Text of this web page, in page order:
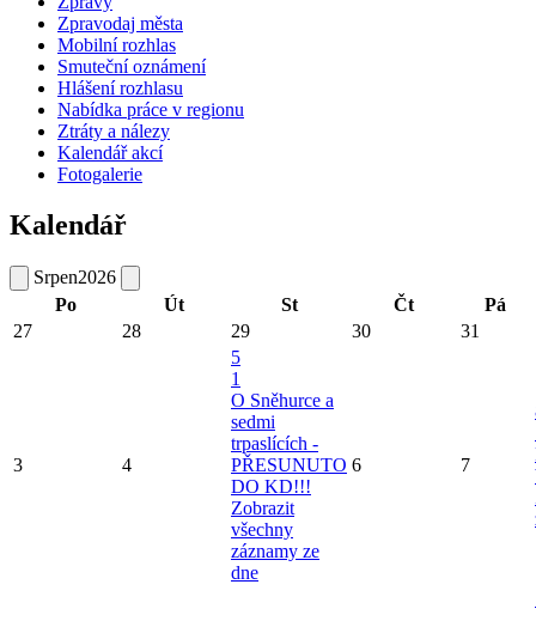
Zpravodaj města
Mobilní rozhlas
Smuteční oznámení
Hlášení rozhlasu
Nabídka práce v regionu
Ztráty a nálezy
Kalendář akcí
Fotogalerie
Kalendář
Srpen2026
Po
Út St Čt
Pá
27
28 29 30 31
3 4
5
1
O Sněhurce a
sedmi
trpaslících -
PŘESUNUTO
DO KD!!!
Zobrazit
všechny
záznamy ze
dne
6 7